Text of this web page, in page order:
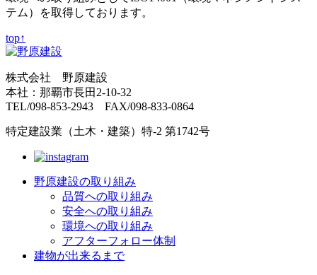
テム）を取得しております。
top↑
株式会社 野原建設
本社：那覇市長田2-10-32
TEL/098-853-2943 FAX/098-833-0864
特定建設業（土木・建築）特-2 第1742号
野原建設の取り組み
品質への取り組み
安全への取り組み
環境への取り組み
アフターフォロー体制
建物が出来るまで